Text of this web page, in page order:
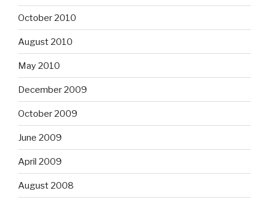
October 2010
August 2010
May 2010
December 2009
October 2009
June 2009
April 2009
August 2008